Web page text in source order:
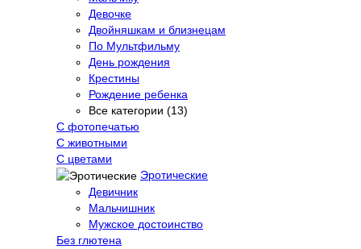
Девочке
Двойняшкам и близнецам
По Мультфильму
День рождения
Крестины
Рождение ребенка
Все категории (13)
С фотопечатью
C животными
С цветами
Эротические
Девичник
Мальчишник
Мужское достоинство
Без глютена